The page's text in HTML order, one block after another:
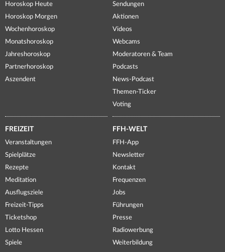
Horoskop Heute
Horoskop Morgen
Wochenhoroskop
Monatshoroskop
Jahreshoroskop
Partnerhoroskop
Aszendent
Sendungen
Aktionen
Videos
Webcams
Moderatoren & Team
Podcasts
News-Podcast
Themen-Ticker
Voting
FREIZEIT
Veranstaltungen
Spielplätze
Rezepte
Meditation
Ausflugsziele
Freizeit-Tipps
Ticketshop
Lotto Hessen
Spiele
FFH-WELT
FFH-App
Newsletter
Kontakt
Frequenzen
Jobs
Führungen
Presse
Radiowerbung
Weiterbildung